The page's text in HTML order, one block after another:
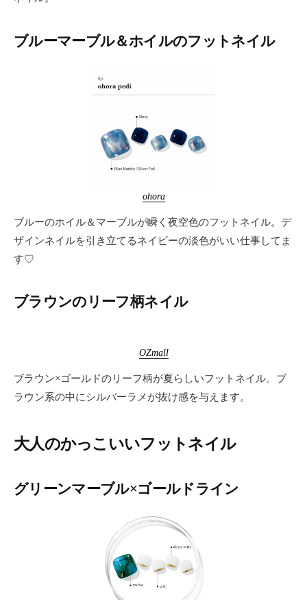
ブルーマーブル＆ホイルのフットネイル
ohora
ブルーのホイル＆マーブルが瞬く夜空色のフットネイル。デ
ザインネイルを引き立てるネイビーの淡色がいい仕事してま
す♡
ブラウンのリーフ柄ネイル
OZmall
ブラウン×ゴールドのリーフ柄が夏らしいフットネイル。ブ
ラウン系の中にシルバーラメが抜け感を与えます。
大人のかっこいいフットネイル
グリーンマーブル×ゴールドライン